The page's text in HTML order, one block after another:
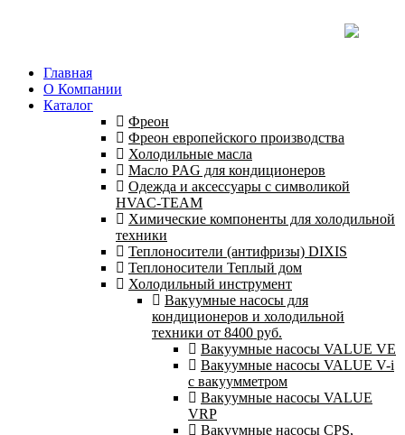
Главная
О Компании
Каталог
Фреон
Фреон европейского производства
Холодильные масла
Масло PAG для кондиционеров
Одежда и аксессуары с символикой
HVAC-TEAM
Химические компоненты для холодильной
техники
Теплоносители (антифризы) DIXIS
Теплоносители Теплый дом
Холодильный инструмент
Вакуумные насосы для
кондиционеров и холодильной
техники от 8400 руб.
Вакуумные насосы VALUE VE
Вакуумные насосы VALUE V-i
с вакуумметром
Вакуумные насосы VALUE
VRP
Вакуумные насосы CPS,